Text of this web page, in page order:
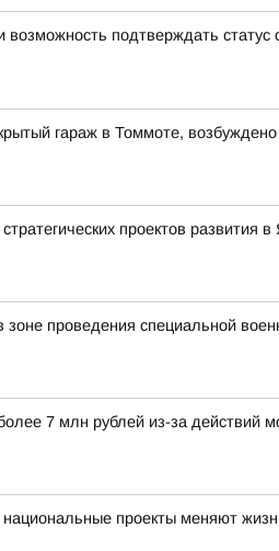
возможность подтверждать
гараж в Томмоте, возбуждено
проектов развития в
зоне проведения специальной
7 млн рублей из-за действий
национальные проекты меняют